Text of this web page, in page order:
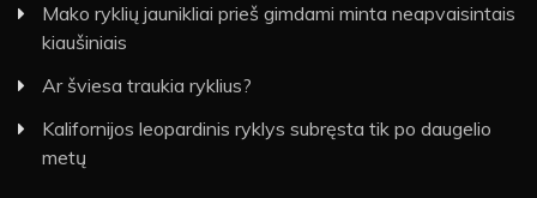
Mako ryklių jaunikliai prieš gimdami minta neapvaisintais
kiaušiniais
Ar šviesa traukia ryklius?
Kalifornijos leopardinis ryklys subręsta tik po daugelio
metų